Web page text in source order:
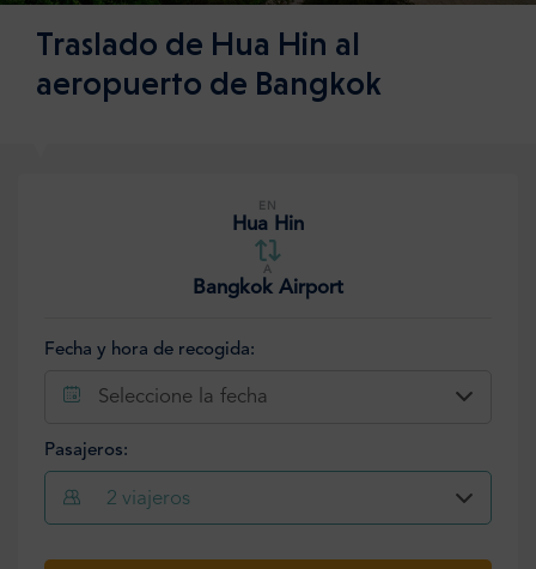
Traslado de Hua Hin al
aeropuerto de Bangkok
EN
Hua Hin
A
Bangkok Airport
Fecha y hora de recogida:
Seleccione la fecha
Pasajeros:
2 viajeros